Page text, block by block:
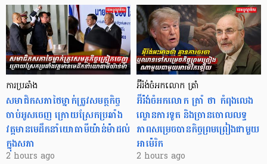
ការប្រឆាំង
សមាជិកសភាថៃម្នាក់ត្រូវសមត្ថកិច្ច
ចាប់អូសចេញ ក្រោយស្រែកប្រឆាំង
វត្តមានមេដឹកនាំយោធាមីយ៉ាន់ម៉ាដល់
ក្នុងសភា
2 hours ago
អ៊ីរ៉ង់ចំអកលោក ត្រាំ
អ៊ីរ៉ង់ចំអកលោក ត្រាំ ថា កំពុងលេង
ល្ខោនការទូត និងច្រានចោលលទ្ធ
ភាពសម្រេចបានកិច្ចព្រមព្រៀងជាមួយ
អាម៉េរិក
2 hours ago